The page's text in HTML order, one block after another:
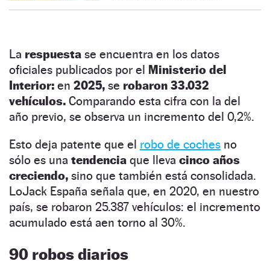
La respuesta se encuentra en los datos
oficiales publicados por el Ministerio del
Interior: en 2025, se robaron 33.032
vehículos. Comparando esta cifra con la del
año previo, se observa un incremento del 0,2%.
Esto deja patente que el robo de coches no
sólo es una tendencia que lleva cinco años
creciendo, sino que también está consolidada.
LoJack España señala que, en 2020, en nuestro
país, se robaron 25.387 vehículos: el incremento
acumulado está aen torno al 30%.
90 robos diarios